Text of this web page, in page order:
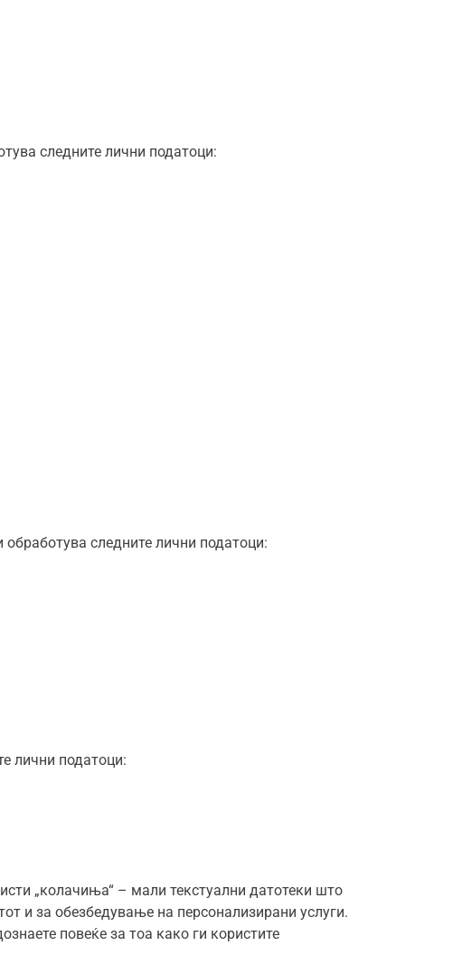
следните лични податоци:
обработува следните лични податоци:
лични податоци:
„колачиња“ – мали текстуални датотеки што
и за обезбедување на персонализирани услуги.
повеќе за тоа како ги користите